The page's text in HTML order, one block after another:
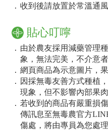
． 收到後請放置於常溫通
貼心叮嚀
． 由於農友採用減藥管理
象，無法完美，不介意
． 網頁商品為示意圖片，
． 因採無毒友善方式種植
現象，但不影響內部果
． 若收到的商品有嚴重損
傳訊息至無毒農官方
傷處，將由專員為您處理